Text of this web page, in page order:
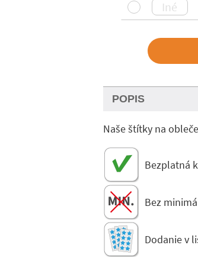
POPIS
Naše štítky na
Bezplatná
Bez
Dodanie v